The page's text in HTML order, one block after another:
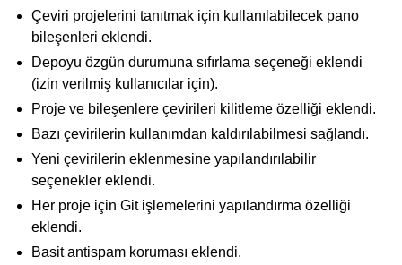
Çeviri projelerini tanıtmak için kullanılabilecek pano
bileşenleri eklendi.
Depoyu özgün durumuna sıfırlama seçeneği eklendi
(izin verilmiş kullanıcılar için).
Proje ve bileşenlere çevirileri kilitleme özelliği eklendi.
Bazı çevirilerin kullanımdan kaldırılabilmesi sağlandı.
Yeni çevirilerin eklenmesine yapılandırılabilir
seçenekler eklendi.
Her proje için Git işlemelerini yapılandırma özelliği
eklendi.
Basit antispam koruması eklendi.